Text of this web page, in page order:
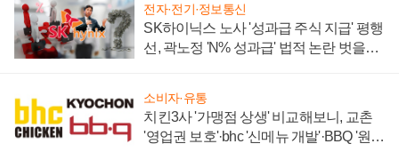
전자·전기·정보통신
SK하이닉스 노사 '성과급 주식 지급' 평행
선, 곽노정 'N% 성과급' 법적 논란 벗을지
소비자·유통
치킨3사 '가맹점 상생' 비교해보니, 교촌
'영업권 보호'·bhc '신메뉴 개발'·BBQ '원가